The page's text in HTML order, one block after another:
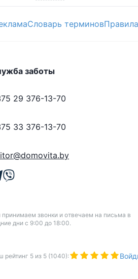
Словарь терминов
заботы
29 376-13-70
33 376-13-70
звонки и отвечаем на письма в
дни с 9:00 до 18:00.
рейтинг 5 из 5 (1040):